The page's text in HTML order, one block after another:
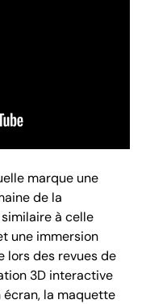
marque une
de la
à celle
une immersion
lors des revues de
3D interactive
la maquette